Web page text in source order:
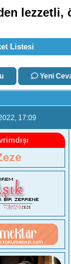
lezzetli,
Listesi
Yeni
, 17:09